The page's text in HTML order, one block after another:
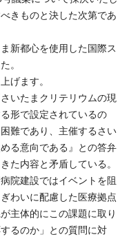
きものと決した次第であ
新都心を使用した国際ス
。
げます。
いたまクリテリウムの現
形で設定されているの
難であり、主催するさい
る意向である』との答弁
た内容と矛盾している。
院建設ではイベントを阻
わいに配慮した医療拠点
主体的にこの課題に取り
るのか」との質問に対